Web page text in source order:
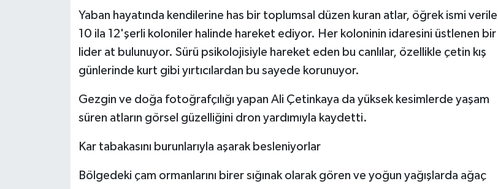
Yaban hayatında kendilerine has bir toplumsal düzen kuran atlar, öğrek ismi
10 ila 12'şerli koloniler halinde hareket ediyor. Her koloninin idaresini üstlenen bir
lider at bulunuyor. Sürü psikolojisiyle hareket eden bu canlılar, özellikle çetin kış
günlerinde kurt gibi yırtıcılardan bu sayede korunuyor.
Gezgin ve doğa fotoğrafçılığı yapan Ali Çetinkaya da yüksek kesimlerde yaşam
süren atların görsel güzelliğini dron yardımıyla kaydetti.
Kar tabakasını burunlarıyla aşarak besleniyorlar
Bölgedeki çam ormanlarını birer sığınak olarak gören ve yoğun yağışlarda ağaç
Otomobil